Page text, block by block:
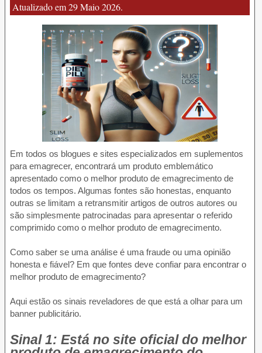
Atualizado em 29 Maio 2026.
Em todos os blogues e sites especializados em suplementos
para emagrecer, encontrará um produto emblemático
apresentado como o melhor produto de emagrecimento de
todos os tempos. Algumas fontes são honestas, enquanto
outras se limitam a retransmitir artigos de outros autores ou
são simplesmente patrocinadas para apresentar o referido
comprimido como o melhor produto de emagrecimento.
Como saber se uma análise é uma fraude ou uma opinião
honesta e fiável? Em que fontes deve confiar para encontrar o
melhor produto de emagrecimento?
Aqui estão os sinais reveladores de que está a olhar para um
banner publicitário.
Sinal 1: Está no site oficial do melhor